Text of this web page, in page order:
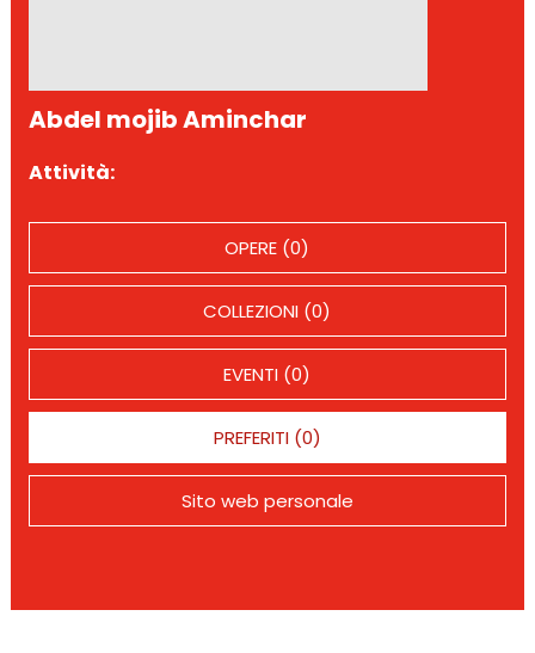
Abdel mojib Aminchar
Attività:
OPERE (0)
COLLEZIONI (0)
EVENTI (0)
PREFERITI (0)
Sito web personale